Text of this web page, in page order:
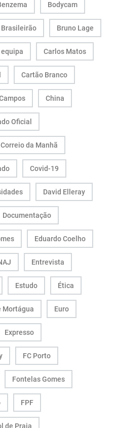
Bodycam
Brasileirão Bruno Lage
Carlos Matos
Cartão Branco
China
Oficial
Correio da Manhã
Covid-19
David Elleray
Documentação
Eduardo Coelho
Entrevista
Estudo Ética
Mortágua Euro
Expresso
FC Porto
Fontelas Gomes
FPF
de Praia